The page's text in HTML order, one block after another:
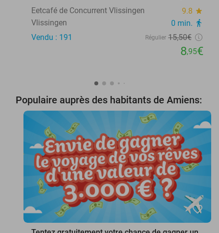
Eetcafé de Concurrent Vlissingen
9.8 star
Vlissingen 0 min. directions_walk
Vendu : 191 Régulier 15,50€
8,95€
Populaire auprès des habitants de Amiens:
favorite_border